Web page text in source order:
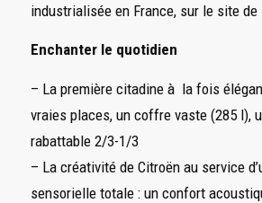
industrialisée en France, sur le site de
Enchanter le quotidien
– La première citadine à la fois
vraies places, un coffre vaste (285 l),
rabattable 2/3-1/3
– La créativité de Citroën au service
sensorielle totale : un confort